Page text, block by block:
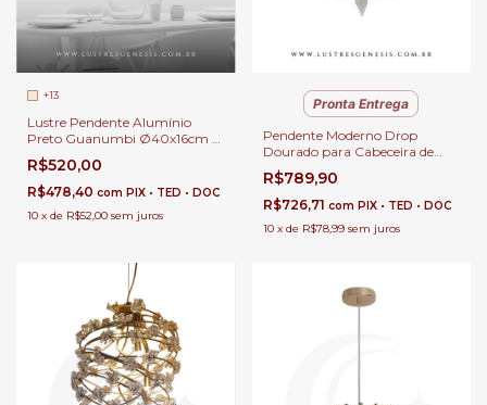
+13
Lustre Pendente Alumínio
Preto Guanumbi Ø40x16cm 1x
MR11 GU10 Para Sala de Estar e
Jantar
R$520,00
R$478,40 com PIX • TED • DOC
10 x de R$52,00 sem juros
Pronta Entrega
Pendente Moderno Drop
Dourado para Cabeceira de
Cama, Balcão de Cozinha,
Quartos e Lavabo
R$789,90
R$726,71 com PIX • TED • DOC
10 x de R$78,99 sem juros